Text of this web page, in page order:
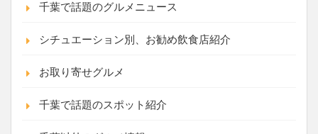
千葉で話題のグルメニュース
シチュエーション別、お勧め飲食店紹介
お取り寄せグルメ
千葉で話題のスポット紹介